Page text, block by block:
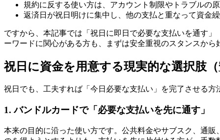
規約に反する使い方は、アカウント制限やトラブルの
返済日が祝日明けに集中し、他の支払と重なって資金
ですから、本記事では「祝日に即日で必要な支払いを通す
ーワードに関心がある方も、まずは安全重視のスタンスから
祝日に資金を用意する現実的な選択肢
祝日でも、工夫すれば「今日必要な支払い」を完了させる
1. バンドルカードで「必要な支払いを先に通す」
本来の目的に沿った使い方です。公共料金やサブスク、通